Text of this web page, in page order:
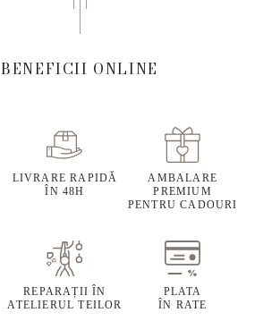
BENEFICII ONLINE
LIVRARE RAPIDĂ
ÎN 48H
AMBALARE
PREMIUM
PENTRU CADOURI
REPARAȚII ÎN
ATELIERUL TEILOR
PLATA
ÎN RATE